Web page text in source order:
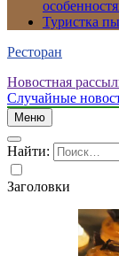
Туристка
Ресторан
Новостная
Случайные
Меню
Найти:
Заголовки